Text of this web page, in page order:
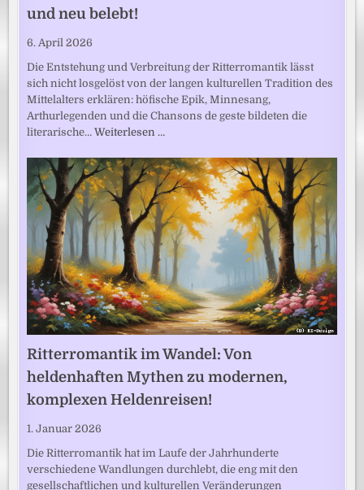
und neu belebt!
6. April 2026
Die Entstehung und Verbreitung der Ritterromantik lässt
sich nicht losgelöst von der langen kulturellen Tradition des
Mittelalters erklären: höfische Epik, Minnesang,
Arthurlegenden und die Chansons de geste bildeten die
literarische…Weiterlesen …
Ritterromantik im Wandel: Von
heldenhaften Mythen zu modernen,
komplexen Heldenreisen!
1. Januar 2026
Die Ritterromantik hat im Laufe der Jahrhunderte
verschiedene Wandlungen durchlebt, die eng mit den
gesellschaftlichen und kulturellen Veränderungen